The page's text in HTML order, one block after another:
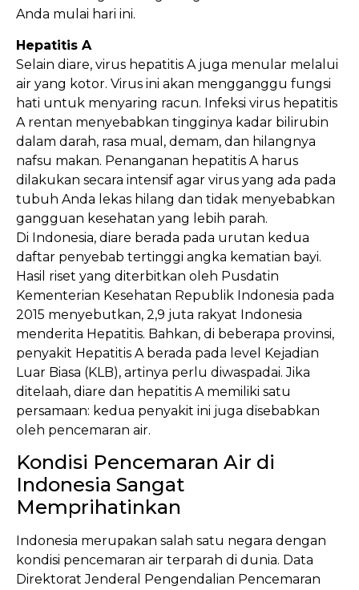
Anda mulai hari ini.
Hepatitis A
Selain diare, virus hepatitis A juga menular melalui
air yang kotor. Virus ini akan mengganggu fungsi
hati untuk menyaring racun. Infeksi virus hepatitis
A rentan menyebabkan tingginya kadar bilirubin
dalam darah, rasa mual, demam, dan hilangnya
nafsu makan. Penanganan hepatitis A harus
dilakukan secara intensif agar virus yang ada pada
tubuh Anda lekas hilang dan tidak menyebabkan
gangguan kesehatan yang lebih parah.
Di Indonesia, diare berada pada urutan kedua
daftar penyebab tertinggi angka kematian bayi.
Hasil riset yang diterbitkan oleh Pusdatin
Kementerian Kesehatan Republik Indonesia pada
2015 menyebutkan, 2,9 juta rakyat Indonesia
menderita Hepatitis. Bahkan, di beberapa provinsi,
penyakit Hepatitis A berada pada level Kejadian
Luar Biasa (KLB), artinya perlu diwaspadai. Jika
ditelaah, diare dan hepatitis A memiliki satu
persamaan: kedua penyakit ini juga disebabkan
oleh pencemaran air.
Kondisi Pencemaran Air di
Indonesia Sangat
Memprihatinkan
Indonesia merupakan salah satu negara dengan
kondisi pencemaran air terparah di dunia. Data
Direktorat Jenderal Pengendalian Pencemaran